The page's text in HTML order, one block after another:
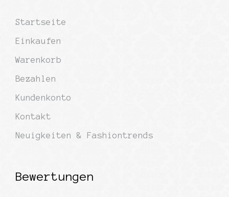
Startseite
Einkaufen
Warenkorb
Bezahlen
Kundenkonto
Kontakt
Neuigkeiten & Fashiontrends
Bewertungen